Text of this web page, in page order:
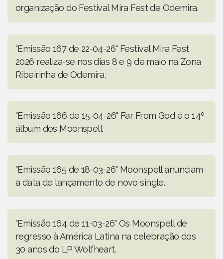
organização do Festival Mira Fest de Odemira.
"Emissão 167 de 22-04-26" Festival Mira Fest
2026 realiza-se nos dias 8 e 9 de maio na Zona
Ribeirinha de Odemira.
"Emissão 166 de 15-04-26" Far From God é o 14º
álbum dos Moonspell.
"Emissão 165 de 18-03-26" Moonspell anunciam
a data de lançamento de novo single.
"Emissão 164 de 11-03-26" Os Moonspell de
regresso à América Latina na celebração dos
30 anos do LP Wolfheart.